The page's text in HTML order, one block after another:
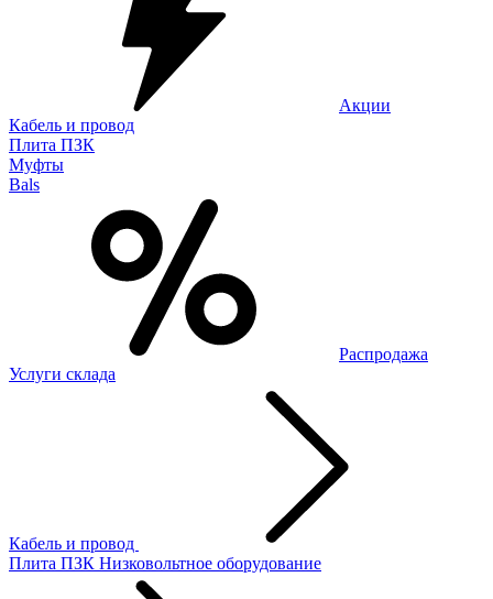
Акции
Кабель и провод
Плита ПЗК
Муфты
Bals
Распродажа
Услуги склада
Кабель и провод
Плита ПЗК Низковольтное оборудование